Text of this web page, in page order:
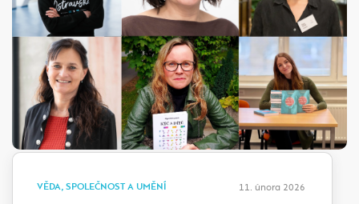
VĚDA, SPOLEČNOST A UMĚNÍ 11. února 2026